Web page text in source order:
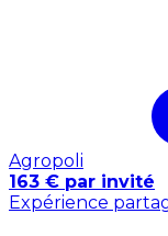
Agropoli
163 € par invité
Expérience